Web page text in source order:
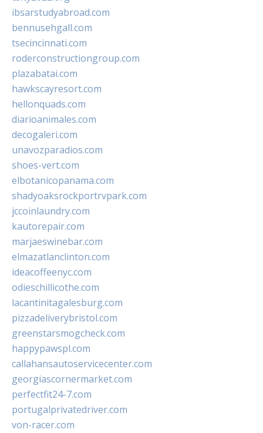
ibsarstudyabroad.com
bennusehgall.com
tsecincinnati.com
roderconstructiongroup.com
plazabatai.com
hawkscayresort.com
hellonquads.com
diarioanimales.com
decogaleri.com
unavozparadios.com
shoes-vert.com
elbotanicopanama.com
shadyoaksrockportrvpark.com
jccoinlaundry.com
kautorepair.com
marjaeswinebar.com
elmazatlanclinton.com
ideacoffeenyc.com
odieschillicothe.com
lacantinitagalesburg.com
pizzadeliverybristol.com
greenstarsmogcheck.com
happypawspl.com
callahansautoservicecenter.com
georgiascornermarket.com
perfectfit24-7.com
portugalprivatedriver.com
von-racer.com